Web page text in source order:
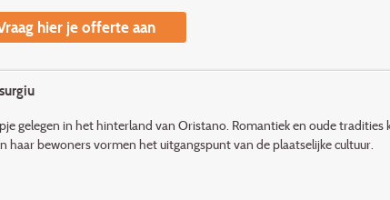
hier je offerte aan
gelegen in het hinterland van Oristano. Romantiek en oude
haar bewoners vormen het uitgangspunt van de plaatselijke cultuur.